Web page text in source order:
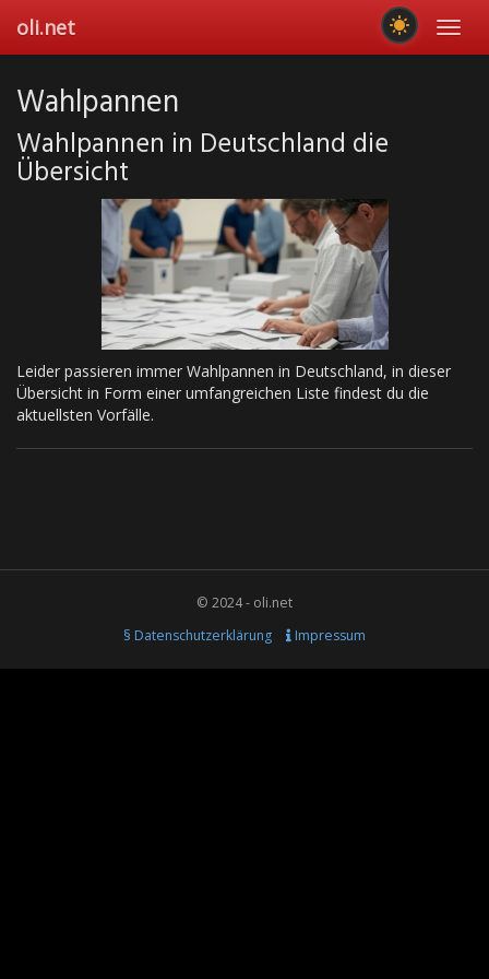
main
oli.net
Wahlpannen
Wahlpannen in Deutschland die
Übersicht
Leider passieren immer Wahlpannen in Deutschland, in dieser
Übersicht in Form einer umfangreichen Liste findest du die
aktuellsten Vorfälle.
© 2024 - oli.net
§ Datenschutzerklärung
Impressum